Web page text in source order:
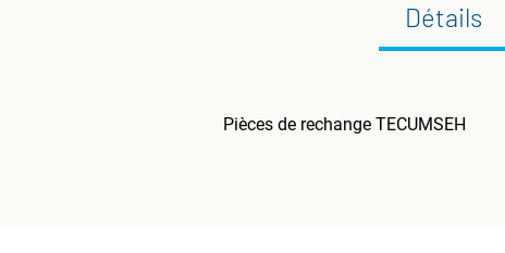
Détails
Pièces de rechange TECUMSEH